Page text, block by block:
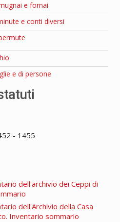
e fornai
e conti diversi
e di persone
- 1455
dell'archivio dei Ceppi di
dell'Archivio della Casa
Inventario sommario